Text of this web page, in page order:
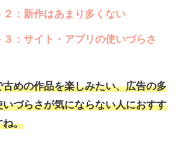
２：新作はあまり多くない
３：サイト・アプリの使いづらさ
古めの作品を楽しみたい、広告の多
づらさが気にならない人におすす
ね。